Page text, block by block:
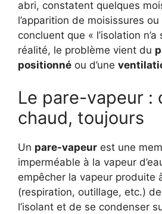
abri, constatent quelques
l’apparition de moisissures
concluent que « l’isolation
réalité, le problème vient du
positionné ou d’une
Le pare-vapeur :
chaud, toujours
Un pare-vapeur est une
imperméable à la vapeur
empêcher la vapeur produite
(respiration, outillage, etc.)
l’isolant et de se condenser